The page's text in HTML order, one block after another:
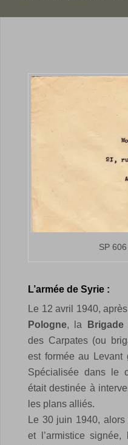
SP
L’armée de Syrie :
Le 12 avril 1940,
Pologne, la Brigade
des Carpates (ou
est formée au Levant
Spécialisée dans le
était destinée à
les plans alliés.
Le 30 juin 1940,
et l’armistice signée,